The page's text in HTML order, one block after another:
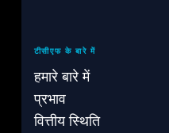
टीसीएफ के बारे में
हमारे बारे में
प्रभाव
वित्तीय स्थिति